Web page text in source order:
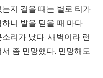
지 걸을 때는 별로 티가
니 발을 딛을 때 마다
리가 났다. 새벽이라 런
좀 민망했다. 민망해도